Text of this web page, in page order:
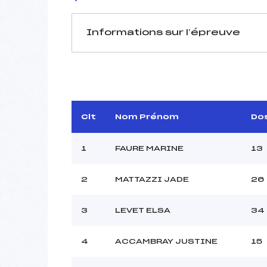
Informations sur l’épreuve
Arbitre :
Assistant :
MANCHE 1
Heure de départ :
Clt Nom Prénom
1 FAURE MARINE 13
2 MATTAZZI JADE 26
3 LEVET ELSA 34
4 ACCAMBRAY JUSTINE 15